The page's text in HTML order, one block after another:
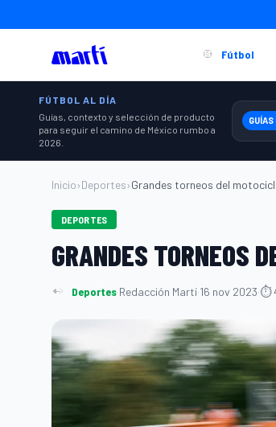
Fútbol
FÚTBOL AL DÍA
Guías, contexto y selección de producto
para seguir el camino de México rumbo a
2026.
Inicio›Deportes›
DEPORTES
GRANDES TORNEOS
Deportes·Redacción Martí·16 nov 2023·⏱